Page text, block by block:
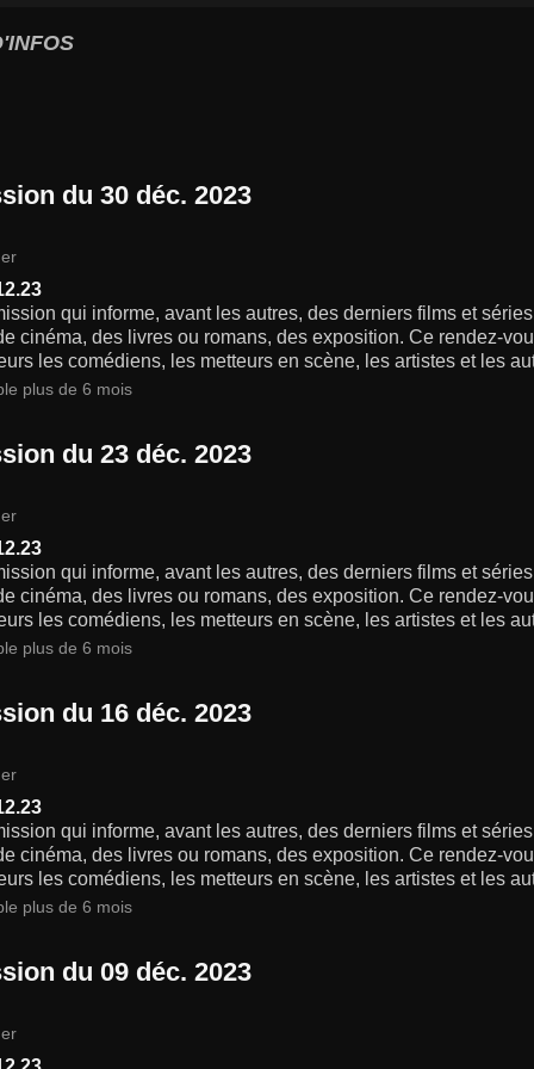
du 30 déc. 2023
qui informe, avant les autres, des derniers films et
cinéma, des livres ou romans, des exposition. Ce rendez-
les comédiens, les metteurs en scène, les artistes et les
plus de 6 mois
du 23 déc. 2023
qui informe, avant les autres, des derniers films et
cinéma, des livres ou romans, des exposition. Ce rendez-
les comédiens, les metteurs en scène, les artistes et les
plus de 6 mois
du 16 déc. 2023
qui informe, avant les autres, des derniers films et
cinéma, des livres ou romans, des exposition. Ce rendez-
les comédiens, les metteurs en scène, les artistes et les
plus de 6 mois
du 09 déc. 2023